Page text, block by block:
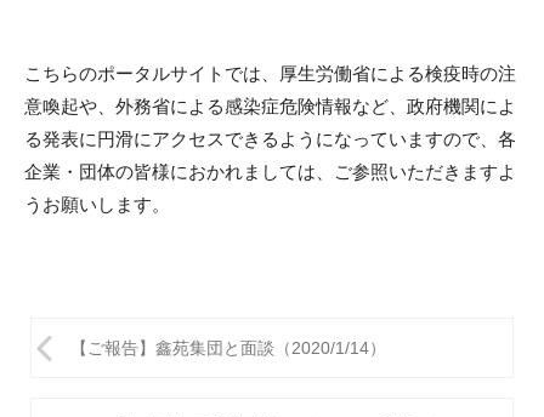
こちらのポータルサイトでは、 厚生労働省による検疫時の注
意喚起や、 外務省による感染症危険情報など、 政府機関によ
る発表に円滑にアクセスできるようになっていますので、各
企業・団体の皆様におかれましては、
ご参照いただきますよ
うお願いします。
投
【ご報告】鑫苑集団と面談（2020/1/14）